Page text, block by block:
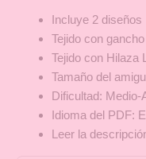
Incluye 2 diseños
Tejido con
Tejido con Hilaza
Tamaño del
Dificultad: Medio-
Idioma del PDF:
Leer la